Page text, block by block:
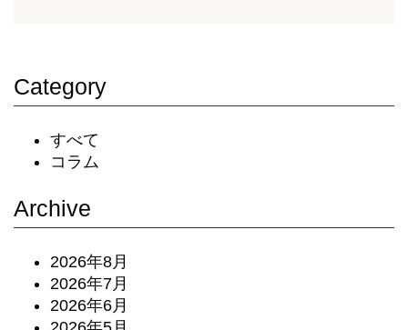
Category
すべて
コラム
Archive
2026年8月
2026年7月
2026年6月